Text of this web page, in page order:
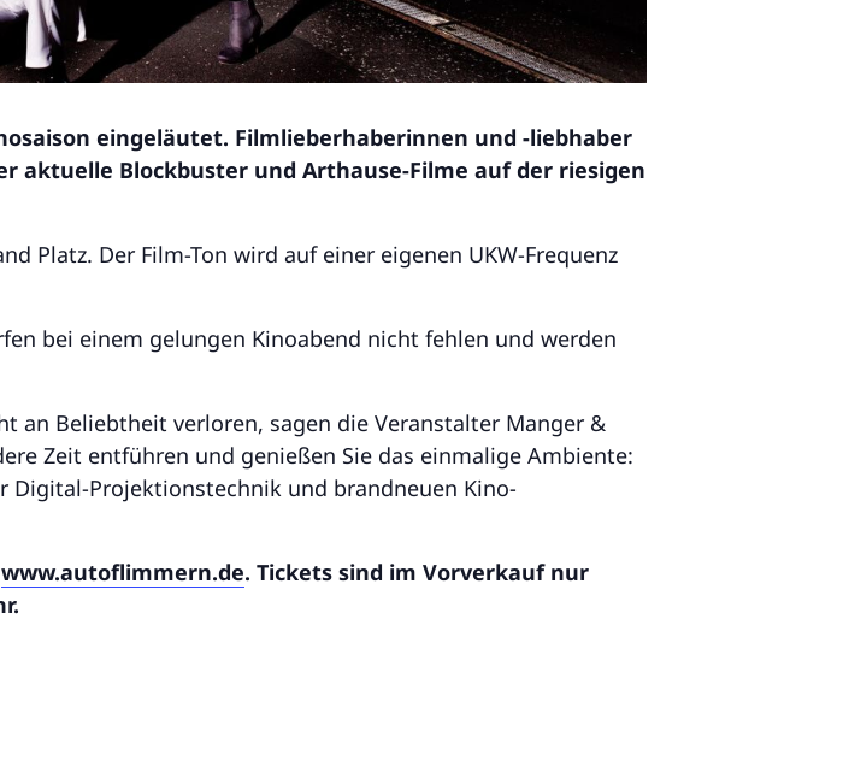
eingeläutet. Filmlieberhaberinnen und -liebhaber
aktuelle Blockbuster und Arthause-Filme auf der riesigen
Platz. Der Film-Ton wird auf einer eigenen UKW-Frequenz
bei einem gelungen Kinoabend nicht fehlen und werden
Beliebtheit verloren, sagen die Veranstalter Manger &
Zeit entführen und genießen Sie das einmalige Ambiente:
Projektionstechnik und brandneuen Kino-
www.autoflimmern.de. Tickets sind im Vorverkauf nur